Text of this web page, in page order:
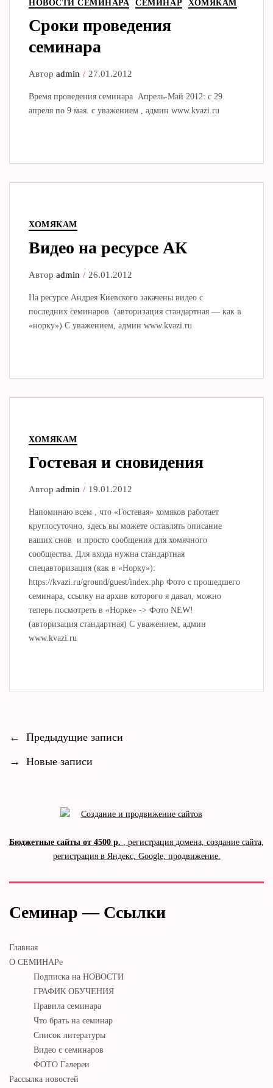
НОВОСТИ СЕМИНАРА СЕМИНАР ХОМЯКАМ
Сроки проведения
семинара
Авторadmin 27.01.2012
Время проведения семинара Апрель-Май 2012: с 29
апреля по 9 мая. с уважением , админ www.kvazi.ru
ХОМЯКАМ
Видео на ресурсе АК
Авторadmin 26.01.2012
На ресурсе Андрея Киевского закачены видео с
последних семинаров (авторизация стандартная — как в
«норку») С уважением, админ www.kvazi.ru
ХОМЯКАМ
Гостевая и сновидения
Авторadmin 19.01.2012
Напоминаю всем , что «Гостевая» хомяков работает
круглосуточно, здесь вы можете оставлять описание
ваших снов и просто сообщения для хомячного
сообщества. Для входа нужна стандартная
спецавторизация (как в «Норку»):
https://kvazi.ru/ground/guest/index.php Фото с прошедшего
семинара, ссылку на архив которого я давал, можно
теперь посмотреть в «Норке» -> Фото NEW!
(авторизация стандартная) С уважением, админ
www.kvazi.ru
←
Предыдущие записи
→
Новые записи
Бюджетные сайты от 4500 р. , регистрация домена, создание сайта,
регистрация в Яндекс, Google, продвижение.
Семинар — Ссылки
Главная
О СЕМИНАРе
Подписка на НОВОСТИ
ГРАФИК ОБУЧЕНИЯ
Правила семинара
Что брать на семинар
Список литературы
Видео с семинаров
ФОТО Галереи
Рассылка новостей